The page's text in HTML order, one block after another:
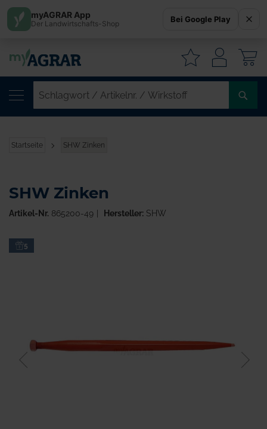
Startseite SHW Zinken
Zum5
SHW Zinken
Artikel-Nr. 865200-49 Hersteller:SHW
myAGRAR App
Der Landwirtschafts-Shop Bei Google Play